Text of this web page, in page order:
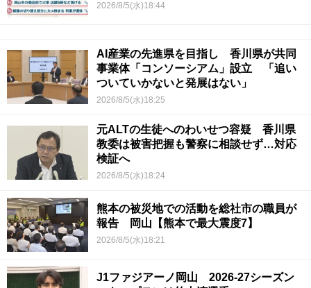
2026/8/5(水)18:44
AI産業の先進県を目指し 香川県が共同
事業体「コンソーシアム」設立 「追い
ついていかないと発展はない」
2026/8/5(水)18:25
元ALTの生徒へのわいせつ容疑 香川県
教委は被害把握も警察に相談せず…対応
検証へ
2026/8/5(水)18:24
熊本の被災地での活動を総社市の職員が
報告 岡山【熊本で最大震度7】
2026/8/5(水)18:21
J1ファジアーノ岡山 2026-27シーズン